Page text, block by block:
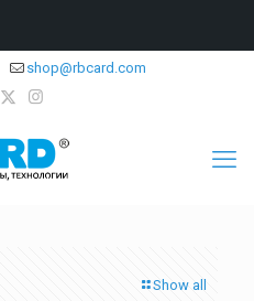
shop@rbcard.com
Show all